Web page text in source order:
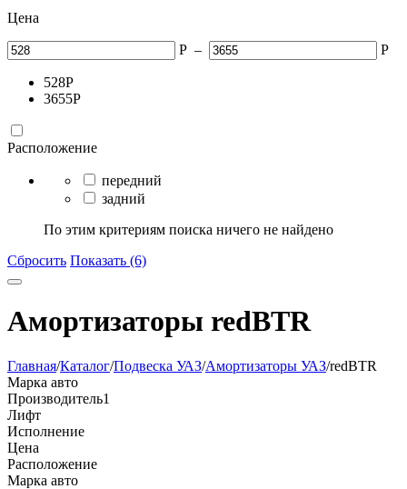
Цена
Р – Р
528Р
3655Р
Расположение
передний
задний
По этим критериям поиска ничего не найдено
Сбросить Показать (6)
Амортизаторы redBTR
Главная/Каталог/Подвеска УАЗ/Амортизаторы УАЗ/redBTR
Марка авто
Производитель1
Лифт
Исполнение
Цена
Расположение
Марка авто